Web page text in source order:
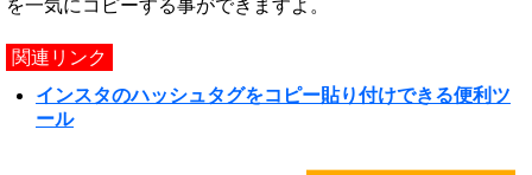
を一気にコピーする事ができますよ。
関連リンク
インスタのハッシュタグをコピー貼り付けできる便利ツ
ール